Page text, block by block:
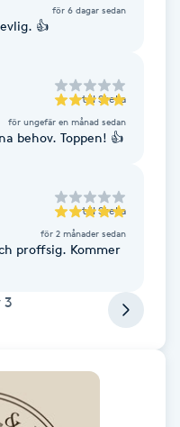
för 6 dagar sedan
👍
till Stella
för ungefär en månad sedan
behov. Toppen! 👍
till Stella
för 2 månader sedan
proffsig. Kommer
3